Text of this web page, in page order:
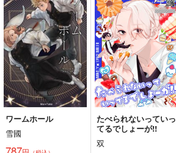
ワームホール
雪國
たべられないっていっ
てるでしょーが!!
双